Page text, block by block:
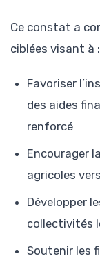
Ce constat a
ciblées visant à :
Favoriser
des aides
renforcé
Encourager
agricoles
Développer
collectivités
Soutenir les